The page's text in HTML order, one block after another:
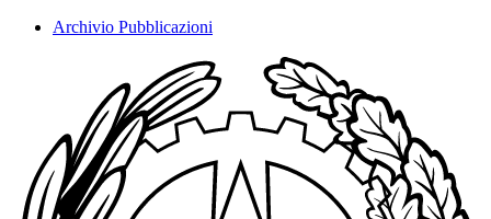
Archivio Pubblicazioni